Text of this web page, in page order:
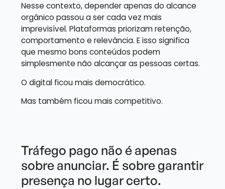
Nesse contexto, depender apenas do alcance
orgânico passou a ser cada vez mais
imprevisível. Plataformas priorizam retenção,
comportamento e relevância. E isso significa
que mesmo bons conteúdos podem
simplesmente não alcançar as pessoas certas.
O digital ficou mais democrático.
Mas também ficou mais competitivo.
Tráfego pago não é apenas
sobre anunciar. É sobre garantir
presença no lugar certo.